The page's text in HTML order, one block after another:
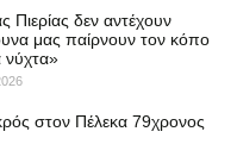
Πιερίας δεν αντέχουν
μας παίρνουν τον κόπο
νύχτα»
στον Πέλεκα 79χρονος